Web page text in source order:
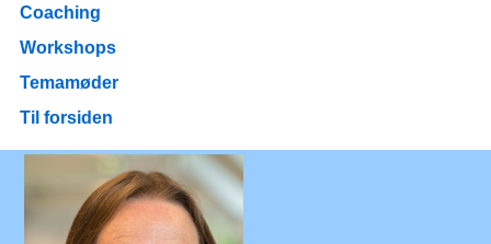
Coaching
Workshops
Temamøder
Til forsiden